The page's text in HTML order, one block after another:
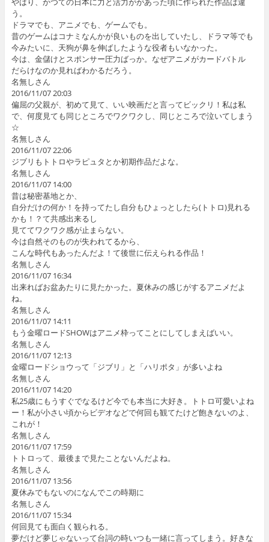
う。
ドラマでも、アニメでも、ゲームでも。
昔のゲームはコナミなんかが良いものを出していたし、ドラマ等でも
今みたいに、天狗が鼻を伸ばしたような役者もいなかった。
今は、金儲けとスポンサー圧力ばっか。なぜアニメがカードバトル
だらけなのか見ればわかるだろう。
名無しさん
2016/11/07 20:03
偏屈の父親が、初めて見て、いい映画だと言ってビックリ！私は私
で、何度見ても同じところでワクワクし、同じところで泣いてしまう
☆
名無しさん
2016/11/07 22:06
ジブリもトトロやラピュタとか初期作品だよな。
名無しさん
2016/11/07 14:00
昔は秘密基地とか、
自分だけの何か！を持ってたし自分もひょっとしたら(トトロ)見れる
かも！？て共感出来るし
見ててワクワク感が止まらない。
今は自然そのものが失われてるから、
こんな時代もあったんだよ！て後世に伝えられる作品！
名無しさん
2016/11/07 16:34
出来ればお盆あたりに見たかった。夏休みの感じがするアニメだよ
ね。
名無しさん
2016/11/07 14:11
もう金曜ロードSHOWはアニメ枠ってことにしてしまえばいい。
名無しさん
2016/11/07 12:13
金曜ロードショウって「ジブリ」と「ハリポタ」が多いよね
名無しさん
2016/11/07 14:20
私25歳にもうすぐでなるけど今でも本当に大好き。トトロ可愛いよね
ー！私が小さい頃からビデオなどで何回も観てたけど飽きないのよ、
これが！
名無しさん
2016/11/07 17:59
トトロって、最後まで見たことないんだよね。
名無しさん
2016/11/07 13:56
夏休みでもないのになんでこの時期に
名無しさん
2016/11/07 15:34
何回見ても面白く観られる。
夢だけど夢じゃないって台詞の時いつも一緒に言ってしまう。好きな